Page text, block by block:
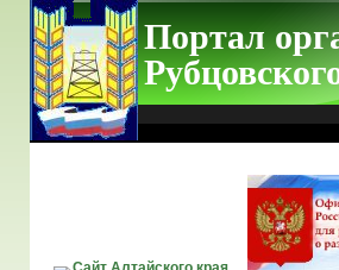
Портал